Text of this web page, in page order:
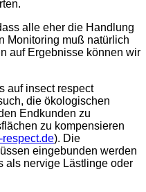
alle eher die Handlung
Monitoring muß natürlich
auf Ergebnisse können wir
auf insect respect
die ökologischen
Endkunden zu
zu kompensieren
). Die
eingebunden werden
als nervige Lästlinge oder